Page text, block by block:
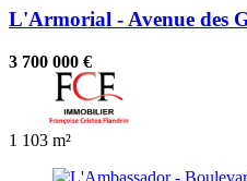
L'Armorial - Avenue des
3 700 000 €
1 103 m²